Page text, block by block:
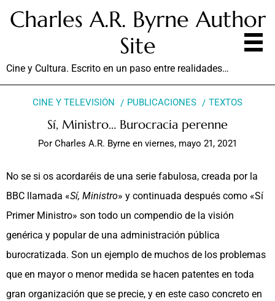
Charles A.R. Byrne Author
Site
Cine y Cultura. Escrito en un paso entre realidades…
CINE Y TELEVISIÓN PUBLICACIONES TEXTOS
Sí, Ministro… Burocracia perenne
Por Charles A.R. Byrne en viernes, mayo 21, 2021
No se si os acordaréis de una serie fabulosa, creada por la
BBC llamada «Sí, Ministro» y continuada después como «Sí
Primer Ministro» son todo un compendio de la visión
genérica y popular de una administración pública
burocratizada. Son un ejemplo de muchos de los problemas
que en mayor o menor medida se hacen patentes en toda
gran organización que se precie, y en este caso concreto en